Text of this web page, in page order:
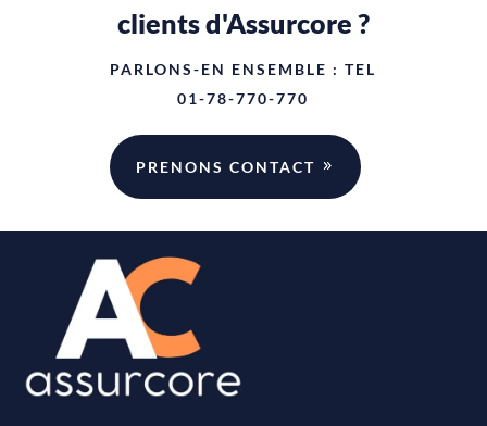
clients d'Assurcore ?
PARLONS-EN ENSEMBLE : TEL
01-78-770-770
PRENONS CONTACT